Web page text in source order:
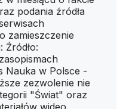
podania źródła
zamieszczenie
Źródło:
Nauka w Polsce -
zezwolenie nie
"Świat" oraz